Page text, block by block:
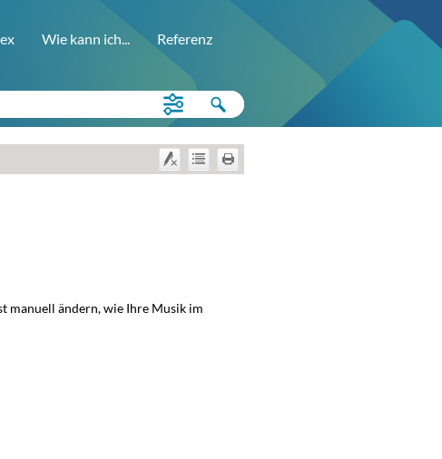
Wie kann ich... Referenz
manuell ändern, wie Ihre Musik im